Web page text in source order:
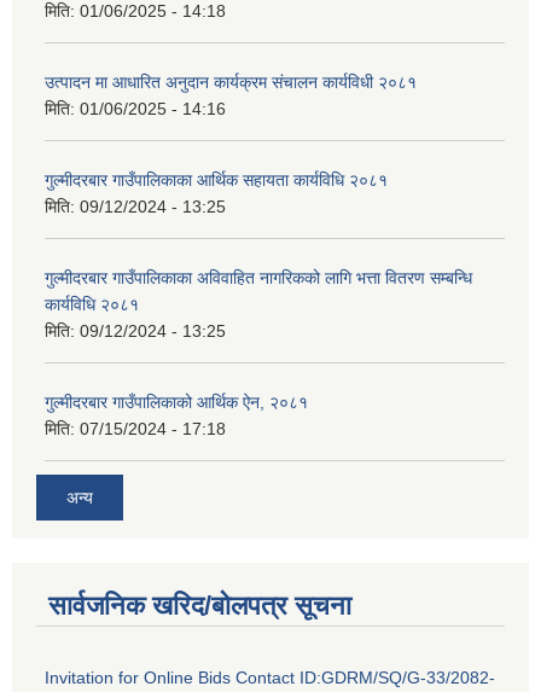
मिति: 01/06/2025 - 14:18
उत्पादन मा आधारित अनुदान कार्यक्रम संचालन कार्यविधी २०८१
मिति: 01/06/2025 - 14:16
गुल्मीदरबार गाउँपालिकाका आर्थिक सहायता कार्यविधि २०८१
मिति: 09/12/2024 - 13:25
गुल्मीदरबार गाउँपालिकाका अविवाहित नागरिकको लागि भत्ता वितरण सम्बन्धि
कार्यविधि २०८१
मिति: 09/12/2024 - 13:25
गुल्मीदरबार गाउँपालिकाको आर्थिक ऐन, २०८१
मिति: 07/15/2024 - 17:18
अन्य
सार्वजनिक खरिद/बोलपत्र सूचना
Invitation for Online Bids Contact ID:GDRM/SQ/G-33/2082-